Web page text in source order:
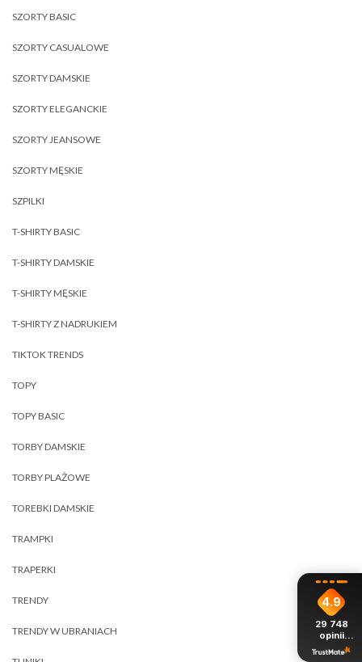
SZORTY BASIC
SZORTY CASUALOWE
SZORTY DAMSKIE
SZORTY ELEGANCKIE
SZORTY JEANSOWE
SZORTY MĘSKIE
SZPILKI
T-SHIRTY BASIC
T-SHIRTY DAMSKIE
T-SHIRTY MĘSKIE
T-SHIRTY Z NADRUKIEM
TIKTOK TRENDS
TOPY
TOPY BASIC
TORBY DAMSKIE
TORBY PLAŻOWE
TOREBKI DAMSKIE
TRAMPKI
TRAPERKI
TRENDY
TRENDY W UBRANIACH
4.9
29 748
opinii
z całego
okresu